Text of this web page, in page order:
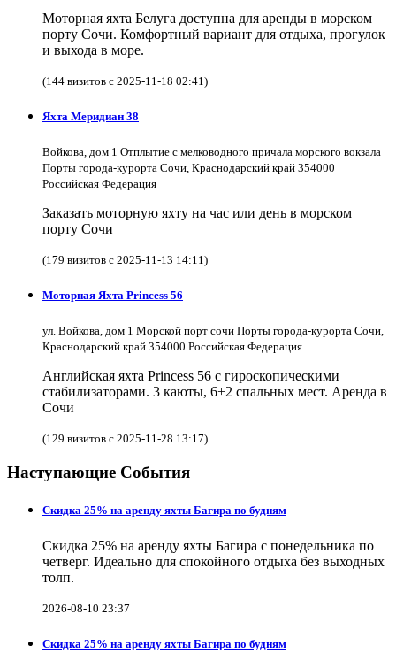
Моторная яхта Белуга доступна для аренды в морском
порту Сочи. Комфортный вариант для отдыха, прогулок
и выхода в море.
(144 визитов с 2025-11-18 02:41)
Яхта Меридиан 38
Войкова, дом 1 Отплытие с мелководного причала морского вокзала
Порты города-курорта Сочи, Краснодарский край 354000
Российская Федерация
Заказать моторную яхту на час или день в морском
порту Сочи
(179 визитов с 2025-11-13 14:11)
Моторная Яхта Princess 56
ул. Войкова, дом 1 Морской порт сочи Порты города-курорта Сочи,
Краснодарский край 354000 Российская Федерация
Английская яхта Princess 56 с гироскопическими
стабилизаторами. 3 каюты, 6+2 спальных мест. Аренда в
Сочи
(129 визитов с 2025-11-28 13:17)
Наступающие События
Скидка 25% на аренду яхты Багира по будням
Скидка 25% на аренду яхты Багира с понедельника по
четверг. Идеально для спокойного отдыха без выходных
толп.
2026-08-10 23:37
Скидка 25% на аренду яхты Багира по будням